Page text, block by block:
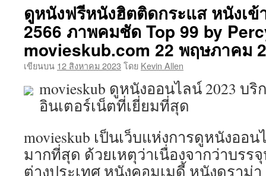
ดูหนังฟรีหนังฮิตติดกระแส หนังเ
2566 ภาพคมชัด Top 99 by
movieskub.com 22 พฤษภาคม
เขียนบน 12 สิงหาคม 2023 โดย Kevin Allen
movieskub ดูหนังออนไลน์ 2023 บ
อินเตอร์เน็ตที่เยี่ยมที่สุด
movieskub เป็นเว็บแห่งการดูหนังออ
มากที่สุด ด้วยเหตุว่าเนื่องจากว่าบรร
ต่างประเทศ หนังคอมเมดี้ หนังดราม่